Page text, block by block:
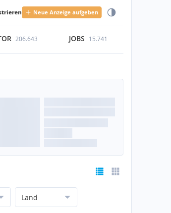
Neue Anzeige aufgeben
206.643 JOBS 15.741
Land